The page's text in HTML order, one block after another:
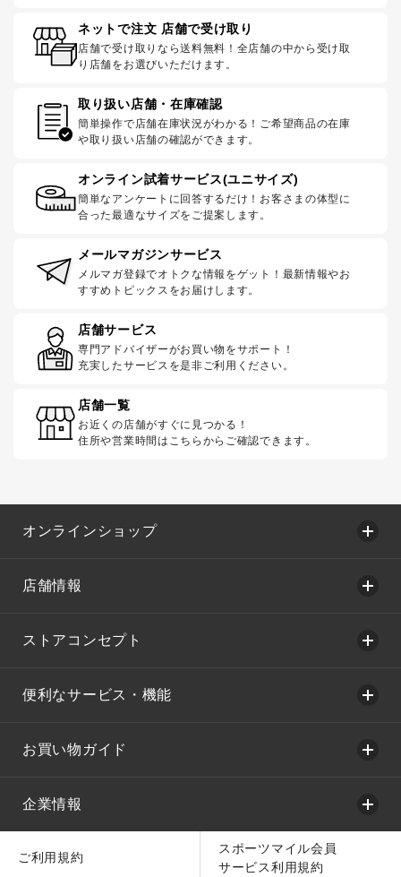
ネットで注文 店舗で受け取り
店舗で受け取りなら送料無料！全店舗の中から受け取
り店舗をお選びいただけます。
取り扱い店舗・在庫確認
簡単操作で店舗在庫状況がわかる！ご希望商品の在庫
や取り扱い店舗の確認ができます。
オンライン試着サービス(ユニサイズ)
簡単なアンケートに回答するだけ！お客さまの体型に
合った最適なサイズをご提案します。
メールマガジンサービス
メルマガ登録でオトクな情報をゲット！最新情報やお
すすめトピックスをお届けします。
店舗サービス
専門アドバイザーがお買い物をサポート！
充実したサービスを是非ご利用ください。
店舗一覧
お近くの店舗がすぐに見つかる！
住所や営業時間はこちらからご確認できます。
オンラインショップ
店舗情報
ストアコンセプト
便利なサービス・機能
お買い物ガイド
企業情報
ご利用規約
スポーツマイル会員
サービス利用規約